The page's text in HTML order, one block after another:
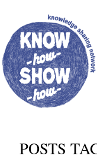
POSTS